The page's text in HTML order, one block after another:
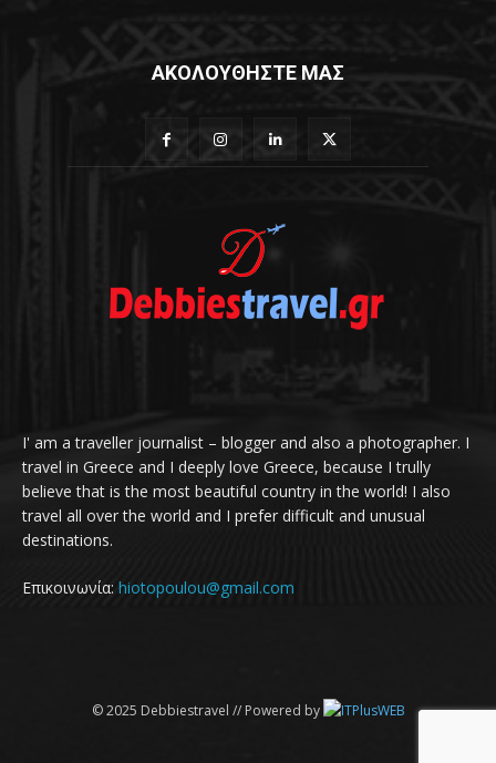
ΑΚΟΛΟΥΘΗΣΤΕ ΜΑΣ
I' am a traveller journalist – blogger and also a photographer. I
travel in Greece and I deeply love Greece, because I trully
believe that is the most beautiful country in the world! I also
travel all over the world and I prefer difficult and unusual
destinations.
Επικοινωνία: hiotopoulou@gmail.com
© 2025 Debbiestravel // Powered by